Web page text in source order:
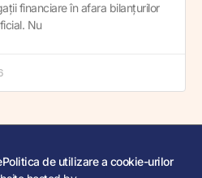
financiare în afara bilanțurilor
Nu
Politica de utilizare a cookie-urilor